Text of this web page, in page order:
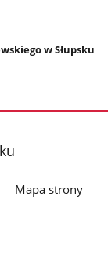
w Słupsku
Mapa strony